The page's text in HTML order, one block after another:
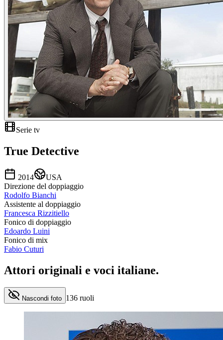
Serie tv
True Detective
2014
USA
Direzione del doppiaggio
Rodolfo Bianchi
Assistente al doppiaggio
Francesca Rizzitiello
Fonico di doppiaggio
Edoardo Luini
Fonico di mix
Fabio Cuturi
Attori originali e voci italiane.
Nascondi foto 136 ruoli